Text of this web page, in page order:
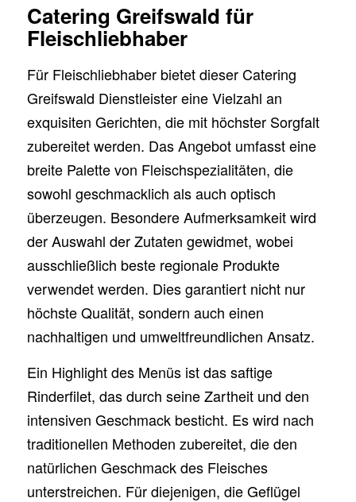
Catering Greifswald für
Fleischliebhaber
Für Fleischliebhaber bietet dieser Catering
Greifswald Dienstleister eine Vielzahl an
exquisiten Gerichten, die mit höchster Sorgfalt
zubereitet werden. Das Angebot umfasst eine
breite Palette von Fleischspezialitäten, die
sowohl geschmacklich als auch optisch
überzeugen. Besondere Aufmerksamkeit wird
der Auswahl der Zutaten gewidmet, wobei
ausschließlich beste regionale Produkte
verwendet werden. Dies garantiert nicht nur
höchste Qualität, sondern auch einen
nachhaltigen und umweltfreundlichen Ansatz.
Ein Highlight des Menüs ist das saftige
Rinderfilet, das durch seine Zartheit und den
intensiven Geschmack besticht. Es wird nach
traditionellen Methoden zubereitet, die den
natürlichen Geschmack des Fleisches
unterstreichen. Für diejenigen, die Geflügel